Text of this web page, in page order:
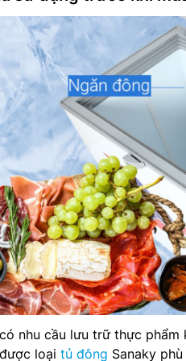
nhu cầu lưu trữ thực phẩm
loại tủ đông Sanaky